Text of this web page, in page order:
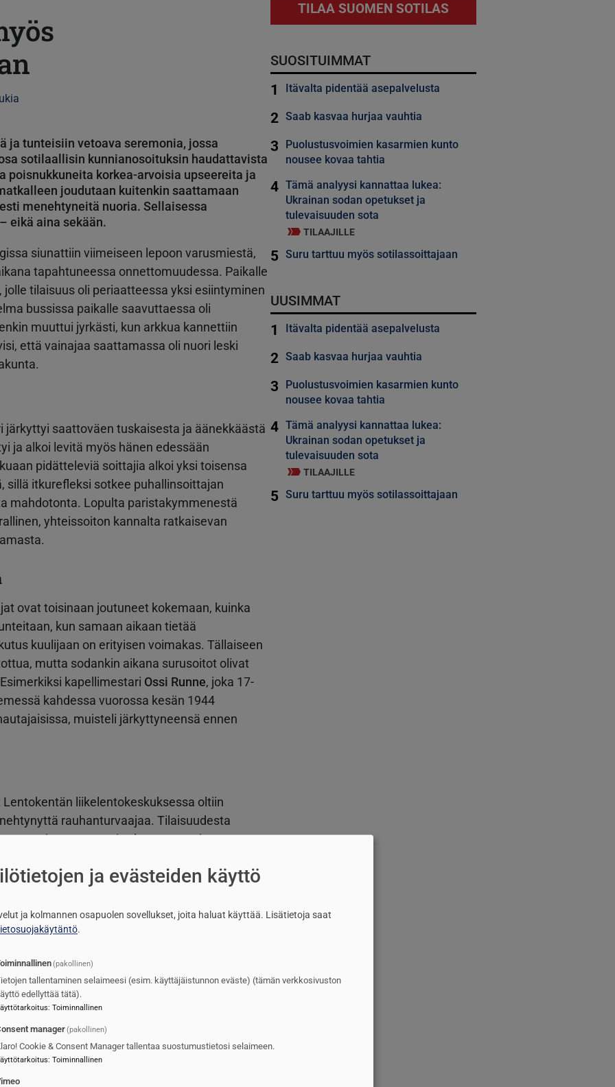
ja tunteisiin vetoava seremonia, jossa
sotilaallisin kunnianosoituksin haudattavista
korkea-arvoisia upseereita ja
joudutaan kuitenkin saattamaan
menehtyneitä nuoria. Sellaisessa
eikä aina sekään.
siunattiin viimeiseen lepoon varusmiestä,
tapahtuneessa onnettomuudessa. Paikalle
tilaisuus oli periaatteessa yksi esiintyminen
bussissa paikalle saavuttaessa oli
muuttui jyrkästi, kun arkkua kannettiin
että vainajaa saattamassa oli nuori leski
järkyttyi saattoväen tuskaisesta ja äänekkäästä
ja alkoi levitä myös hänen edessään
pidätteleviä soittajia alkoi yksi toisensa
sillä itkurefleksi sotkee puhallinsoittajan
mahdotonta. Lopulta paristakymmenestä
yhteissoiton kannalta ratkaisevan
ovat toisinaan joutuneet kokemaan, kuinka
kun samaan aikaan tietää
kuulijaan on erityisen voimakas. Tällaiseen
mutta sodankin aikana surusoitot olivat
kapellimestari Ossi Runne, joka 17-
kahdessa vuorossa kesän 1944
muisteli järkyttyneensä ennen
liikelentokeskuksessa oltiin
rauhanturvaajaa. Tilaisuudesta
varoittamassa soittokuntaa omaisten
pihalle asti. Vastaanottajien siirryttyä lopulta
osuutensa Narvan marssilla, joka on
sävelmä. Kapellimestari ehti
tällä kertaa mahdollisimman pidättyvästi ja
huolimatta ensimmäisen isorummun lyönti ja
melodia vain yllytti saattoväkeä nyyhkimään
pohtivat usein, olisivatko omaiset täysin
sotilaalliset kunnianosoitukset voivat olla.
haudattiinpa valtiollista suurmiestä tai
TILAA SUOMEN SOTILAS
SUOSITUIMMAT
1 Itävalta pidentää asepalvelusta
2 Saab kasvaa hurjaa vauhtia
3
Puolustusvoimien kasarmien kunto
nousee kovaa tahtia
4 Tämä analyysi kannattaa lukea:
Ukrainan sodan opetukset ja
tulevaisuuden sota
TILAAJILLE
5 Suru tarttuu myös sotilassoittajaan
UUSIMMAT
1 Itävalta pidentää asepalvelusta
2 Saab kasvaa hurjaa vauhtia
3
Puolustusvoimien kasarmien kunto
nousee kovaa tahtia
4 Tämä analyysi kannattaa lukea:
Ukrainan sodan opetukset ja
tulevaisuuden sota
TILAAJILLE
5 Suru tarttuu myös sotilassoittajaan
ja evästeiden käyttö
ja kolmannen osapuolen sovellukset, joita haluat käyttää. Lisätietoja saat
.
(pakollinen)
tallentaminen selaimeesi (esim. käyttäjäistunnon eväste) (tämän verkkosivuston
edellyttää tätä).
: Toiminnallinen
manager(pakollinen)
Cookie & Consent Manager tallentaa suostumustietosi selaimeen.
: Toiminnallinen